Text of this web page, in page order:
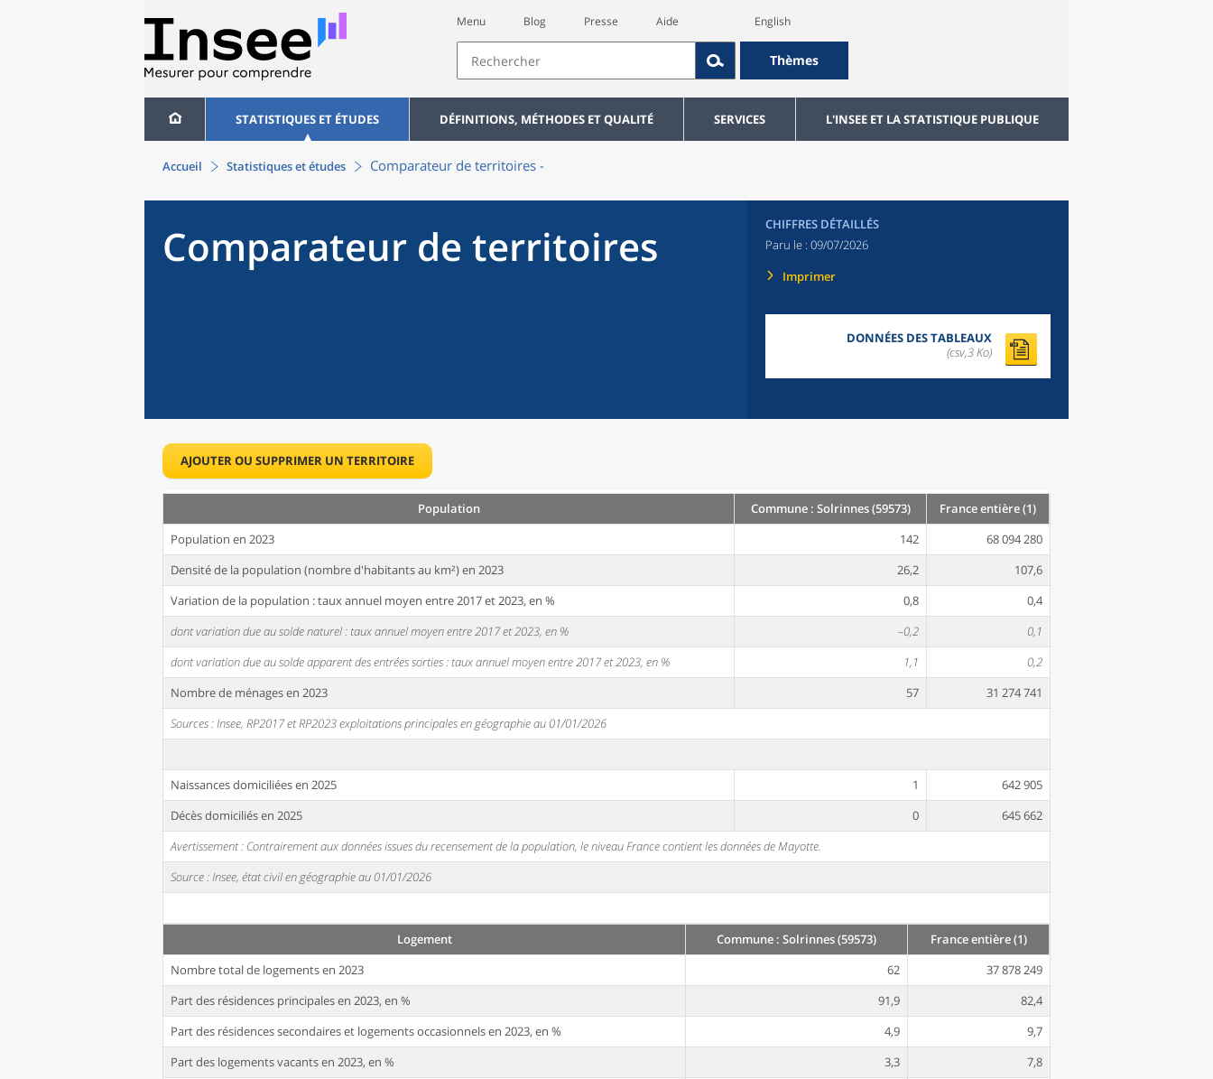
Menu Blog Presse Aide English
Thèmes
STATISTIQUES ET ÉTUDES DÉFINITIONS, MÉTHODES ET QUALITÉ SERVICES L'INSEE ET LA STATISTIQUE PUBLIQUE
Accueil Statistiques et études Comparateur de territoires -
Comparateur de territoires
CHIFFRES DÉTAILLÉS
Paru le : 09/07/2026
Imprimer
DONNÉES DES TABLEAUX
(csv,3 Ko)
AJOUTER OU SUPPRIMER UN TERRITOIRE
Population Commune : Solrinnes (59573)
France entière (1)
Population en 2023
142
68 094 280
Densité de la population (nombre d'habitants au km²) en 2023
26,2
107,6
Variation de la population : taux annuel moyen entre 2017 et 2023, en %
0,8
0,4
dont variation due au solde naturel : taux annuel moyen entre 2017 et 2023, en %
–0,2
0,1
dont variation due au solde apparent des entrées sorties : taux annuel moyen entre 2017 et 2023, en %
1,1
0,2
Nombre de ménages en 2023
57
31 274 741
Sources : Insee, RP2017 et RP2023 exploitations principales en géographie au 01/01/2026
Naissances domiciliées en 2025 1
642 905
Décès domiciliés en 2025
0
645 662
Avertissement : Contrairement aux données issues du recensement de la population, le niveau France contient les données de Mayotte.
Source : Insee, état civil en géographie au 01/01/2026
Logement Commune : Solrinnes (59573)
France entière (1)
Nombre total de logements en 2023
62
37 878 249
Part des résidences principales en 2023, en %
91,9
82,4
Part des résidences secondaires et logements occasionnels en 2023, en %
4,9
9,7
Part des logements vacants en 2023, en %
3,3
7,8